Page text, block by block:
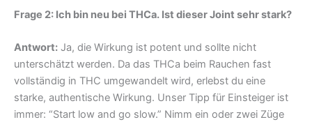
Frage 2: Ich bin neu bei THCa. Ist dieser Joint sehr stark?
Antwort: Ja, die Wirkung ist potent und sollte nicht
unterschätzt werden. Da das THCa beim Rauchen fast
vollständig in THC umgewandelt wird, erlebst du eine
starke, authentische Wirkung. Unser Tipp für Einsteiger ist
immer: “Start low and go slow.” Nimm ein oder zwei Züge